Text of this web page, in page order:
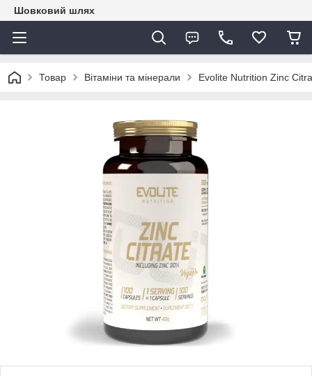
Шовковий шлях
Товар Вітаміни та мінерали Evolite Nutrition Zinc